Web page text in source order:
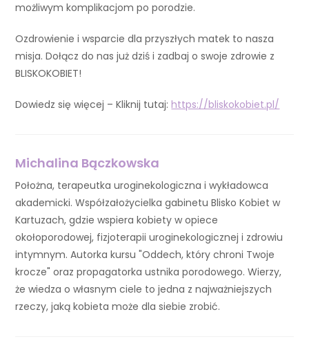
możliwym komplikacjom po porodzie.
Ozdrowienie i wsparcie dla przyszłych matek to nasza
misja. Dołącz do nas już dziś i zadbaj o swoje zdrowie z
BLISKOKOBIET!
Dowiedz się więcej – Kliknij tutaj:https://bliskokobiet.pl/
Michalina Bączkowska
Położna, terapeutka uroginekologiczna i wykładowca
akademicki. Współzałożycielka gabinetu Blisko Kobiet w
Kartuzach, gdzie wspiera kobiety w opiece
okołoporodowej, fizjoterapii uroginekologicznej i zdrowiu
intymnym. Autorka kursu "Oddech, który chroni Twoje
krocze" oraz propagatorka ustnika porodowego. Wierzy,
że wiedza o własnym ciele to jedna z najważniejszych
rzeczy, jaką kobieta może dla siebie zrobić.